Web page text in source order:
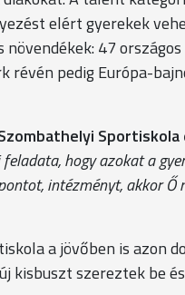
elért gyerekek
47
révén pedig Európa-
hogy azokat a
intézményt, akkor
a jövőben is azon
kisbuszt szereztek be